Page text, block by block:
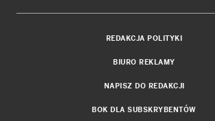
REDAKCJA POLITYKI
BIURO REKLAMY
NAPISZ DO REDAKCJI
BOK DLA SUBSKRYBENTÓW